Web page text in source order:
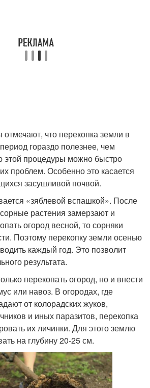
что перекопка земли в
гораздо полезнее, чем
процедуры можно быстро
проблем. Особенно это касается
засушливой почвой.
«зяблевой вспашкой». После
растения замерзают и
огород весной, то сорняки
Поэтому перекопку земли осенью
каждый год. Это позволит
результата.
перекопать огород, но и внести
или навоз. В огородах, где
от колорадских жуков,
и иных паразитов, перекопка
их личинки. Для этого землю
на глубину 20-25 см.